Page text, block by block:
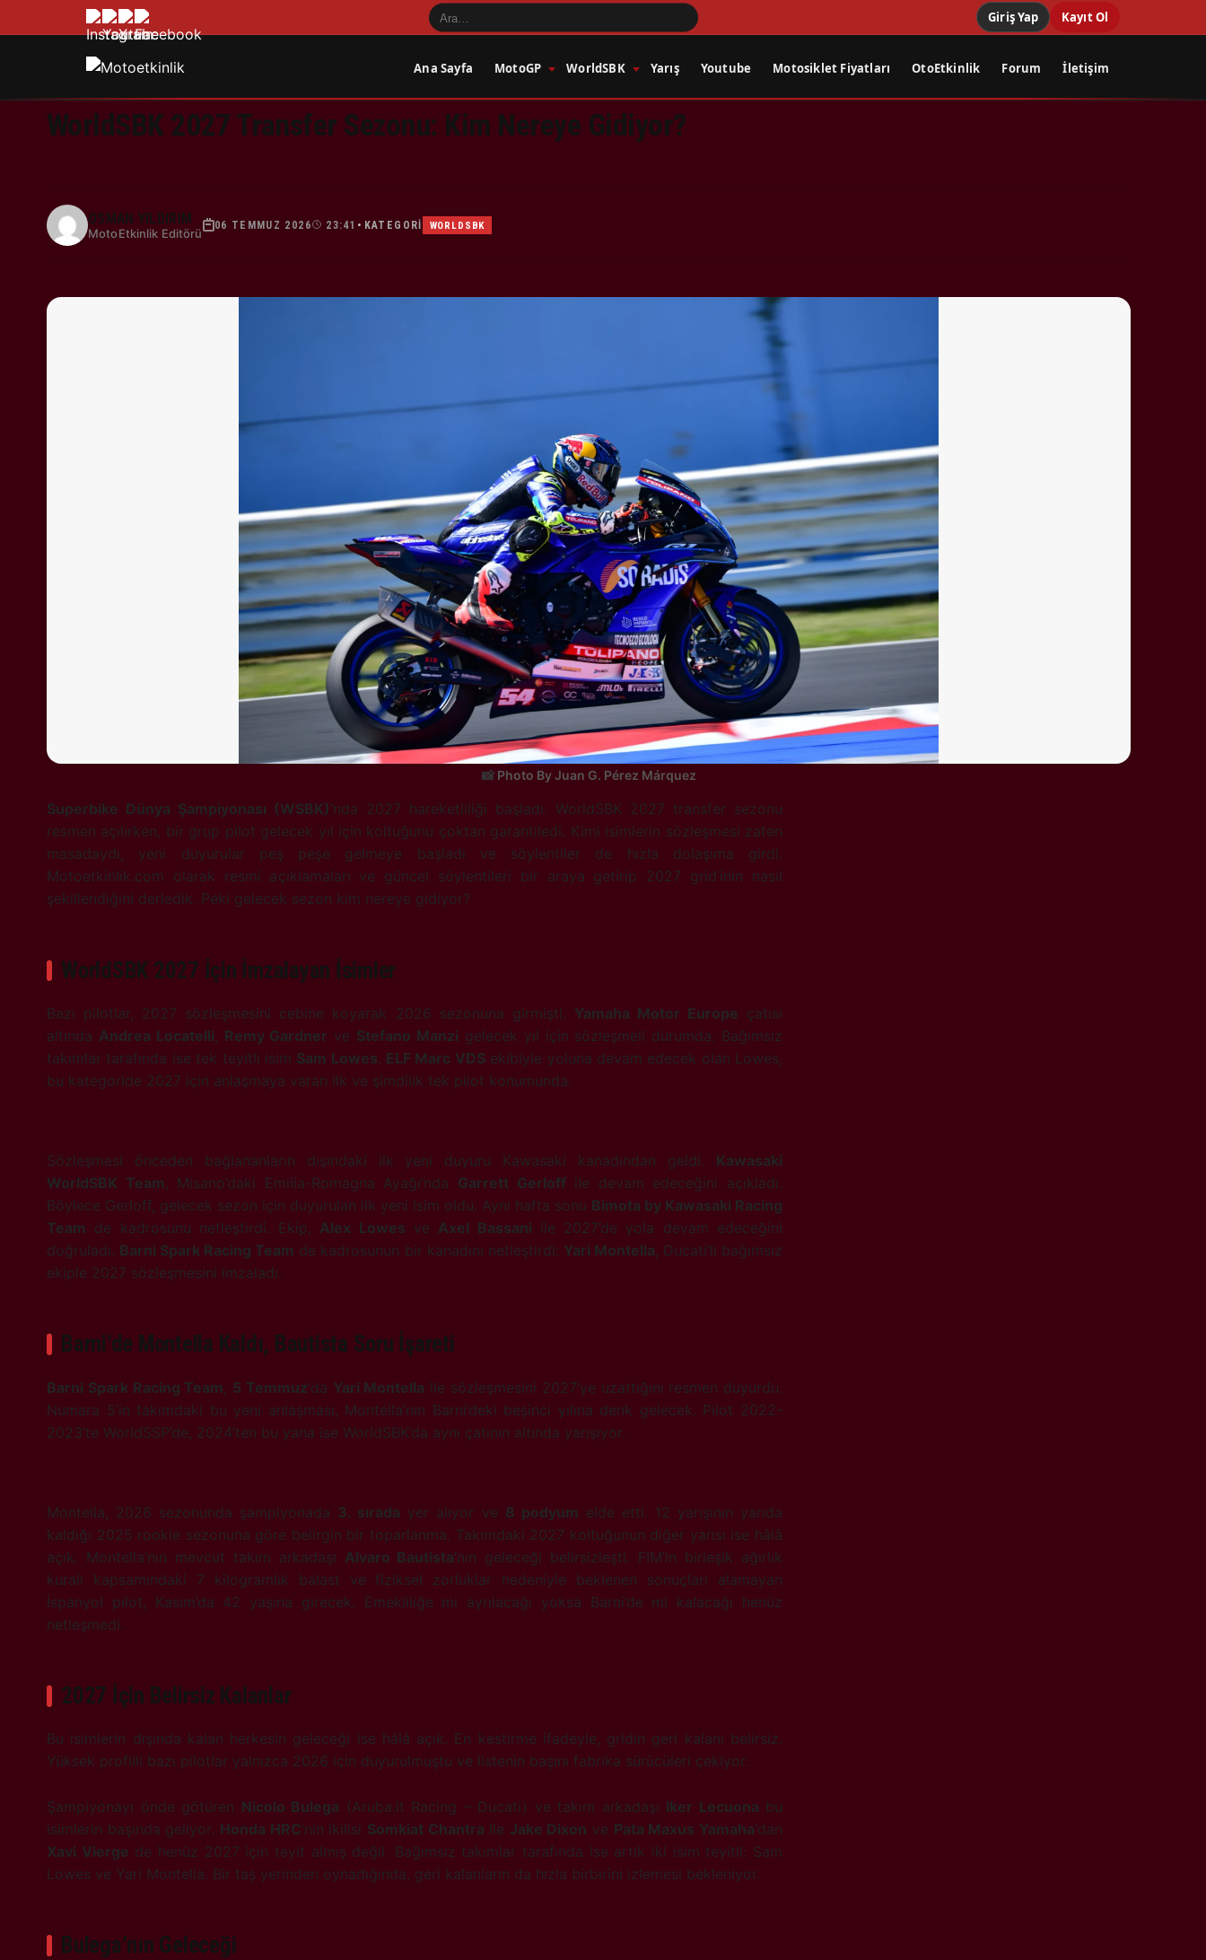
Giriş Yap Kayıt Ol
Ana Sayfa MotoGP WorldSBK Yarış Youtube Motosiklet Fiyatları OtoEtkinlik Forum İletişim
WorldSBK 2027 Transfer Sezonu: Kim Nereye Gidiyor?
OSMAN YILDIRIM
MotoEtkinlik Editörü
06 TEMMUZ 2026 23:41 • KATEGORI WORLDSBK
Photo By Juan G. Pérez Márquez
Superbike Dünya Şampiyonası (WSBK)‘nda 2027 hareketliliği başladı. WorldSBK 2027 transfer sezonu
resmen açılırken, bir grup pilot gelecek yıl için koltuğunu çoktan garantiledi. Kimi isimlerin sözleşmesi zaten
masadaydı, yeni duyurular peş peşe gelmeye başladı ve söylentiler de hızla dolaşıma girdi.
Motoetkinlik.com olarak resmi açıklamaları ve güncel söylentileri bir araya getirip 2027 grid’inin nasıl
şekillendiğini derledik. Peki gelecek sezon kim nereye gidiyor?
WorldSBK 2027 İçin İmzalayan İsimler
Bazı pilotlar, 2027 sözleşmesini cebine koyarak 2026 sezonuna girmişti. Yamaha Motor Europe çatısı
altında Andrea Locatelli Remy Gardner ve Stefano Manzi gelecek yıl için sözleşmeli durumda. Bağımsız
takımlar tarafında ise tek teyitli isim Sam Lowes. ELF Marc VDSekibiyle yoluna devam edecek olan Lowes,
bu kategoride 2027 için anlaşmaya varan ilk ve şimdilik tek pilot konumunda.
Sözleşmesi önceden bağlananların dışındaki ilk yeni duyuru Kawasaki kanadından geldi. Kawasaki
WorldSBK Team , Misano’daki Emilia-Romagna Ayağı’nda Garrett Gerloffile devam edeceğini açıkladı.
Böylece Gerloff, gelecek sezon için duyurulan ilk yeni isim oldu. Aynı hafta sonu Bimota by Kawasaki Racing
Team de kadrosunu netleştirdi. Ekip, Alex Lowes ve Axel Bassani ile 2027’de yola devam edeceğini
doğruladı. Barni Spark Racing Team de kadrosunun bir kanadını netleştirdi: Yari Montella , Ducati’li bağımsız
ekiple 2027 sözleşmesini imzaladı.
Barni’de Montella Kaldı, Bautista Soru İşareti
Barni Spark Racing Team 5 Temmuz‘da Yari Montella ile sözleşmesini 2027’ye uzattığını resmen duyurdu.
Numara 5’in takımdaki bu yeni anlaşması, Montella’nın Barni’deki beşinci yılına denk gelecek. Pilot 2022-
2023’te WorldSSP’de, 2024’ten bu yana ise WorldSBK’da aynı çatının altında yarışıyor.
Montella, 2026 sezonunda şampiyonada 3. sırada yer alıyor ve 8 podyum elde etti. 12 yarışının yarıda
kaldığı 2025 rookie sezonuna göre belirgin bir toparlanma. Takımdaki 2027 koltuğunun diğer yarısı ise hâlâ
açık. Montella’nın mevcut takım arkadaşı Alvaro Bautista‘nın geleceği belirsizleşti. FIM’in birleşik ağırlık
kuralı kapsamındaki 7 kilogramlık balast ve fiziksel zorluklar nedeniyle beklenen sonuçları alamayan
İspanyol pilot, Kasım’da 42 yaşına girecek. Emekliliğe mi ayrılacağı yoksa Barni’de mi kalacağı henüz
netleşmedi.
2027 İçin Belirsiz Kalanlar
Bu isimlerin dışında kalan herkesin geleceği ise hâlâ açık. En kestirme ifadeyle, gridin geri kalanı belirsiz.
Yüksek profilli bazı pilotlar yalnızca 2026 için duyurulmuştu ve listenin başını fabrika sürücüleri çekiyor.
Şampiyonayı önde götüren Nicolo Bulega (Aruba.it Racing – Ducati) ve takım arkadaşı Iker Lecuona bu
isimlerin başında geliyor. Honda HRC‘nin ikilisi Somkiat Chantra ile Jake Dixon ve Pata Maxus Yamaha‘dan
Xavi Vierge de henüz 2027 için teyit almış değil. Bağımsız takımlar tarafında ise artık iki isim teyitli: Sam
Lowes ve Yari Montella. Bir taş yerinden oynadığında, geri kalanların da hızla birbirini izlemesi bekleniyor.
Bulega’nın Geleceği